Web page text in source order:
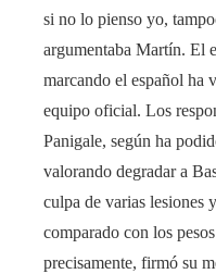
si no lo pienso yo,
argumentaba Martín. El
marcando el español ha
equipo oficial. Los
Panigale, según ha
valorando degradar a
culpa de varias lesiones
comparado con los
precisamente, firmó su